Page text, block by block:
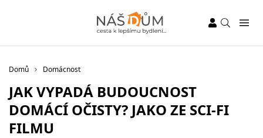
Domů Domácnost
JAK VYPADÁ BUDOUCNOST
DOMÁCÍ OČISTY? JAKO ZE SCI-FI
FILMU